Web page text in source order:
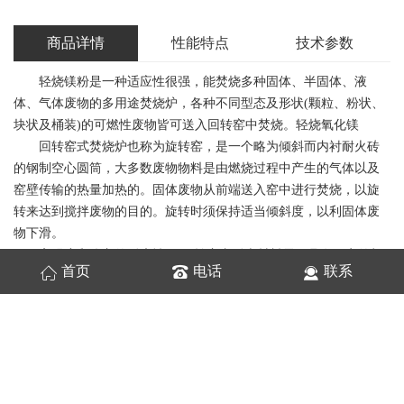
商品详情 性能特点 技术参数
轻烧镁粉是一种适应性很强，能焚烧多种固体、半固体、液
体、气体废物的多用途焚烧炉，各种不同型态及形状(颗粒、粉状、
块状及桶装)的可燃性废物皆可送入回转窑中焚烧。轻烧氧化镁
回转窑式焚烧炉也称为旋转窑，是一个略为倾斜而内衬耐火砖
的钢制空心圆筒，大多数废物物料是由燃烧过程中产生的气体以及
窑壁传输的热量加热的。固体废物从前端送入窑中进行焚烧，以旋
转来达到搅拌废物的目的。旋转时须保持适当倾斜度，以利固体废
物下滑。
械强度，以承受高温时的膨胀应力及回转窑壳体变形形成的应力。
首页 电话 联系